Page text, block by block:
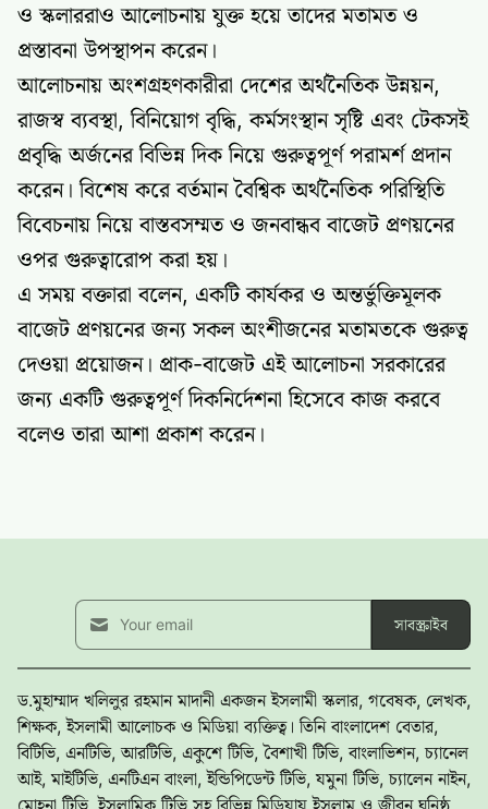
ও স্কলাররাও আলোচনায় যুক্ত হয়ে তাদের মতামত ও
প্রস্তাবনা উপস্থাপন করেন।
আলোচনায় অংশগ্রহণকারীরা দেশের অর্থনৈতিক উন্নয়ন,
রাজস্ব ব্যবস্থা, বিনিয়োগ বৃদ্ধি, কর্মসংস্থান সৃষ্টি এবং টেকসই
প্রবৃদ্ধি অর্জনের বিভিন্ন দিক নিয়ে গুরুত্বপূর্ণ পরামর্শ প্রদান
করেন। বিশেষ করে বর্তমান বৈশ্বিক অর্থনৈতিক পরিস্থিতি
বিবেচনায় নিয়ে বাস্তবসম্মত ও জনবান্ধব বাজেট প্রণয়নের
ওপর গুরুত্বারোপ করা হয়।
এ সময় বক্তারা বলেন, একটি কার্যকর ও অন্তর্ভুক্তিমূলক
বাজেট প্রণয়নের জন্য সকল অংশীজনের মতামতকে গুরুত্ব
দেওয়া প্রয়োজন। প্রাক-বাজেট এই আলোচনা সরকারের
জন্য একটি গুরুত্বপূর্ণ দিকনির্দেশনা হিসেবে কাজ করবে
বলেও তারা আশা প্রকাশ করেন।
সাবস্ক্রাইব
ড.মুহাম্মাদ খলিলুর রহমান মাদানী একজন ইসলামী স্কলার, গবেষক, লেখক,
শিক্ষক, ইসলামী আলোচক ও মিডিয়া ব্যক্তিত্ব। তিনি বাংলাদেশ বেতার,
বিটিভি, এনটিভি, আরটিভি, একুশে টিভি, বৈশাখী টিভি, বাংলাভিশন, চ্যানেল
আই, মাইটিভি, এনটিএন বাংলা, ইন্ডিপিডেন্ট টিভি, যমুনা টিভি, চ্যালেন নাইন,
মোহনা টিভি, ইসলামিক টিভি সহ বিভিন্ন মিডিয়ায় ইসলাম ও জীবন ঘনিষ্ঠ